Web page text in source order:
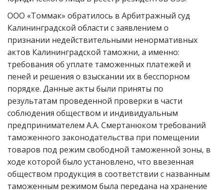
ООО «Томмак» обратилось в Арбитражный суд
Калининградской области с заявлением о
признании недействительными ненормативных
актов Калининградской таможни, а именно:
требования об уплате таможенных платежей и
пеней и решения о взыскании их в бесспорном
порядке. Данные акты были приняты по
результатам проведенной проверки в части
соблюдения обществом и индивидуальным
предпринимателем А.А. Смертанюком требований
таможенного законодательства при помещении
товаров под режим свободной таможенной зоны, в
ходе которой было установлено, что ввезенная
обществом продукция в соответствии с названным
таможенным режимом была передана на хранение